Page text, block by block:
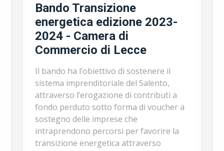
Bando Transizione
energetica edizione 2023-
2024 - Camera di
Commercio di Lecce
Il bando ha l’obiettivo di sostenere il
sistema imprenditoriale del Salento,
attraverso l’erogazione di contributi a
fondo perduto sotto forma di voucher a
sostegno delle imprese che
intraprendono percorsi per favorire la
transizione energetica attraverso